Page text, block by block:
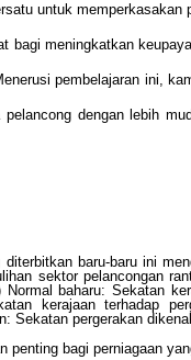
untuk
bagi meningkatkan
pembelajaran ini,
dengan lebih
diterbitkan baru-baru ini
sektor pelancongan
baharu: Sekatan
kerajaan terhadap
Sekatan pergerakan
penting bagi perniagaan